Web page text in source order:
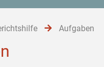
Aufgaben